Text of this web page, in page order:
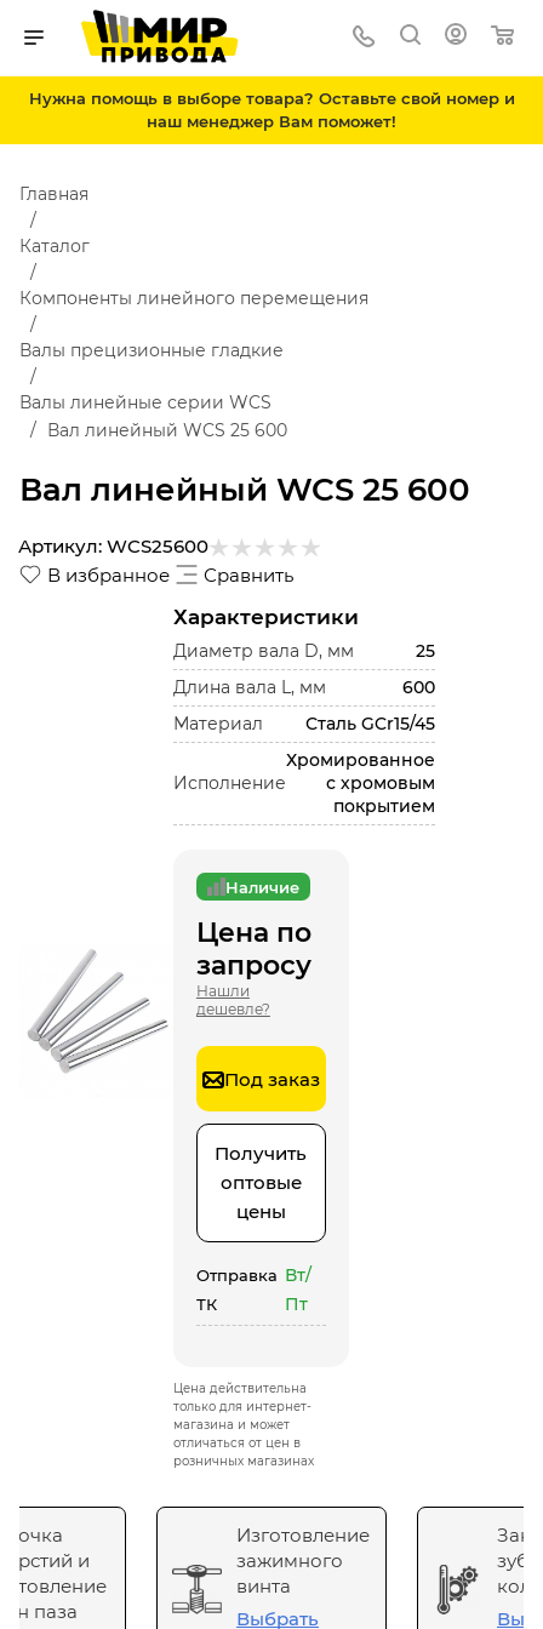
Нужна помощь в выборе товара? Оставьте свой номер и
наш менеджер Вам поможет!
Вал линейный WCS 25 600
Главная
Каталог
Компоненты линейного перемещения
Валы прецизионные гладкие
Валы линейные серии WCS
Вал линейный WCS 25 600
В избранное Сравнить
Артикул: WCS25600
Характеристики
Диаметр вала D, мм
25
Длина вала L, мм
600
Материал
Сталь GCr15/45
Исполнение
Хромированное
с хромовым
покрытием
Наличие
Цена по
запросу
Нашли
дешевле?
Под заказ
Получить
оптовые
цены
Отправка
ТК
Вт/
Пт
Цена действительна
только для интернет-
магазина и может
отличаться от цен в
розничных магазинах
и
паза
Изготовление
зажимного
винта
Выбрать